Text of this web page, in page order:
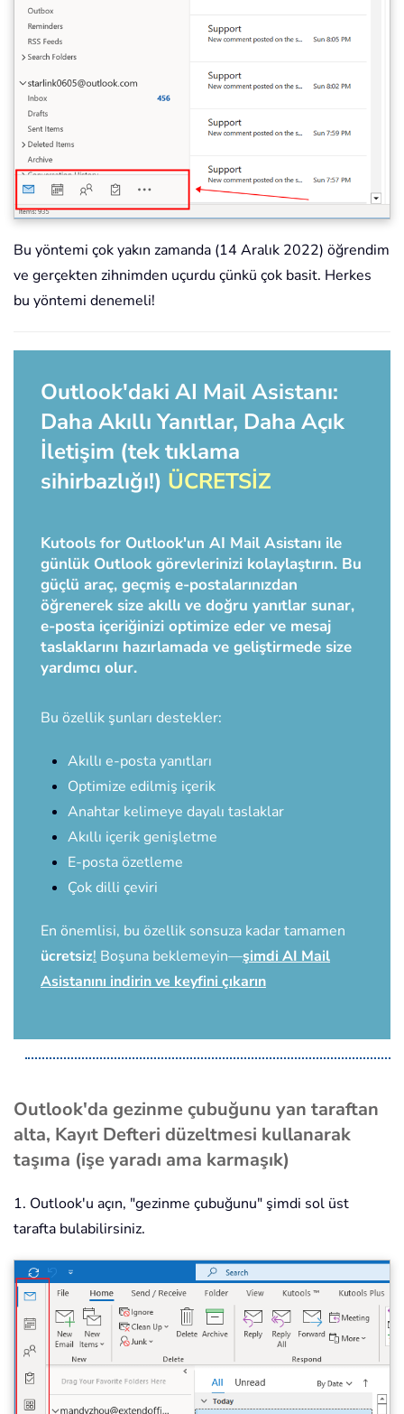
Bu yöntemi çok yakın zamanda (14 Aralık 2022) öğrendim
ve gerçekten zihnimden uçurdu çünkü çok basit. Herkes
bu yöntemi denemeli!
Outlook'daki AI Mail Asistanı:
Daha Akıllı Yanıtlar, Daha Açık
İletişim (tek tıklama
sihirbazlığı!) ÜCRETSİZ
Kutools for Outlook'un AI Mail Asistanı ile
günlük Outlook görevlerinizi kolaylaştırın. Bu
güçlü araç, geçmiş e-postalarınızdan
öğrenerek size akıllı ve doğru yanıtlar sunar,
e-posta içeriğinizi optimize eder ve mesaj
taslaklarını hazırlamada ve geliştirmede size
yardımcı olur.
Bu özellik şunları destekler:
Akıllı e-posta yanıtları
Optimize edilmiş içerik
Anahtar kelimeye dayalı taslaklar
Akıllı içerik genişletme
E-posta özetleme
Çok dilli çeviri
En önemlisi, bu özellik sonsuza kadar tamamen
ücretsiz! Boşuna beklemeyin—şimdi AI Mail
Asistanını indirin ve keyfini çıkarın
Outlook'da gezinme çubuğunu yan taraftan
alta, Kayıt Defteri düzeltmesi kullanarak
taşıma (işe yaradı ama karmaşık)
1. Outlook'u açın, "gezinme çubuğunu" şimdi sol üst
tarafta bulabilirsiniz.